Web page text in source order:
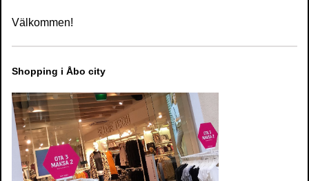
Välkommen!
Shopping i Åbo city